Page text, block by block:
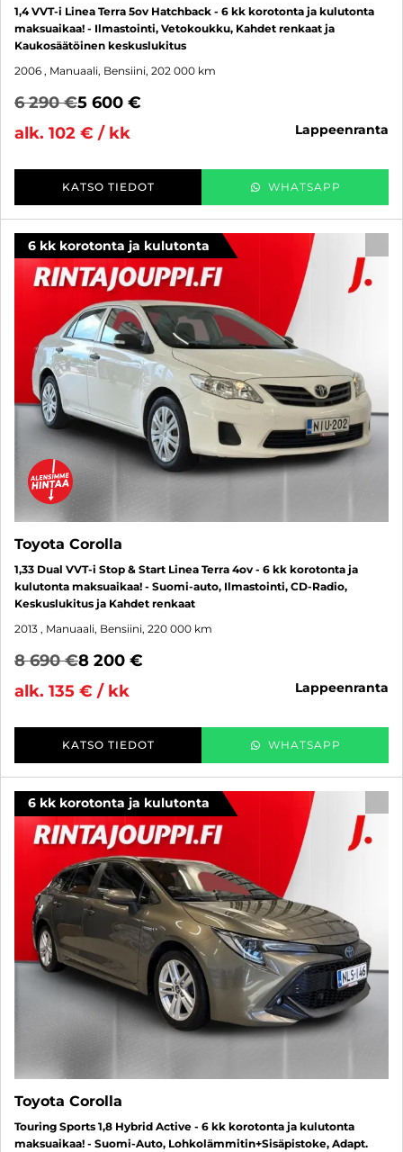
1,4 VVT-i Linea Terra 5ov Hatchback - 6 kk korotonta ja kulutonta
maksuaikaa! - Ilmastointi, Vetokoukku, Kahdet renkaat ja
Kaukosäätöinen keskuslukitus
2006 , Manuaali, Bensiini, 202 000 km
6 290 €5 600 €
alk. 102 € / kk
lappeenranta
KATSO TIEDOT WHATSAPP
6 kk korotonta ja kulutonta
Toyota Corolla
1,33 Dual VVT-i Stop & Start Linea Terra 4ov - 6 kk korotonta ja
kulutonta maksuaikaa! - Suomi-auto, Ilmastointi, CD-Radio,
Keskuslukitus ja Kahdet renkaat
2013 , Manuaali, Bensiini, 220 000 km
8 690 €8 200 €
alk. 135 € / kk
lappeenranta
KATSO TIEDOT WHATSAPP
6 kk korotonta ja kulutonta
Toyota Corolla
Touring Sports 1,8 Hybrid Active - 6 kk korotonta ja kulutonta
maksuaikaa! - Suomi-Auto, Lohkolämmitin+Sisäpistoke, Adapt.